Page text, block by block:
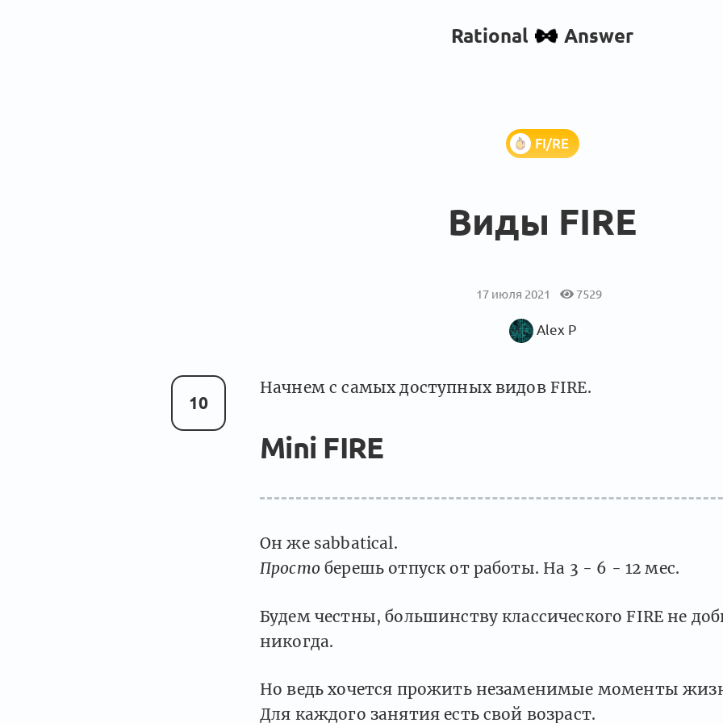
Rational Answer
FI/RE
Виды FIRE
17 июля 2021 7529
Alex P
10
Начнем с самых доступных видов FIRE.
Mini FIRE
Он же sabbatical.
Простоберешь отпуск от работы. На 3 - 6 - 12 мес.
Будем честны, большинству классического FIRE не
никогда.
Но ведь хочется прожить незаменимые моменты
Для каждого занятия есть свой возраст.